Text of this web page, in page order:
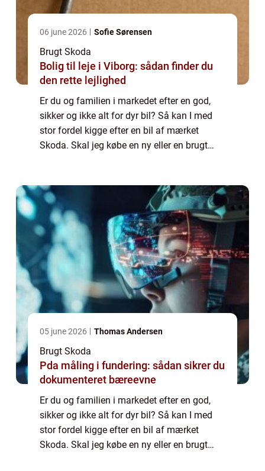
06 june 2026 Sofie Sørensen
Brugt Skoda
Bolig til leje i Viborg: sådan finder du
den rette lejlighed
Er du og familien i markedet efter en god,
sikker og ikke alt for dyr bil? Så kan I med
stor fordel kigge efter en bil af mærket
Skoda. Skal jeg købe en ny eller en brugt
05 june 2026 Thomas Andersen
Brugt Skoda
Pda måling i fundering: sådan sikrer du
dokumenteret bæreevne
Er du og familien i markedet efter en god,
sikker og ikke alt for dyr bil? Så kan I med
stor fordel kigge efter en bil af mærket
Skoda. Skal jeg købe en ny eller en brugt